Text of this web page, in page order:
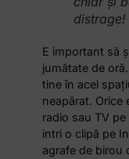
distrage!
E important să
jumătate de
tine în acel
neapărat. Orice
radio sau TV
intri o clipă pe
agrafe de birou